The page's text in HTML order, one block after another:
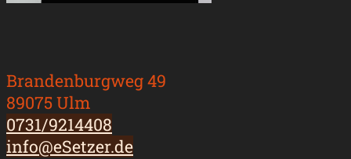
Brandenburgweg 49
89075 Ulm
0731/9214408
info@eSetzer.de